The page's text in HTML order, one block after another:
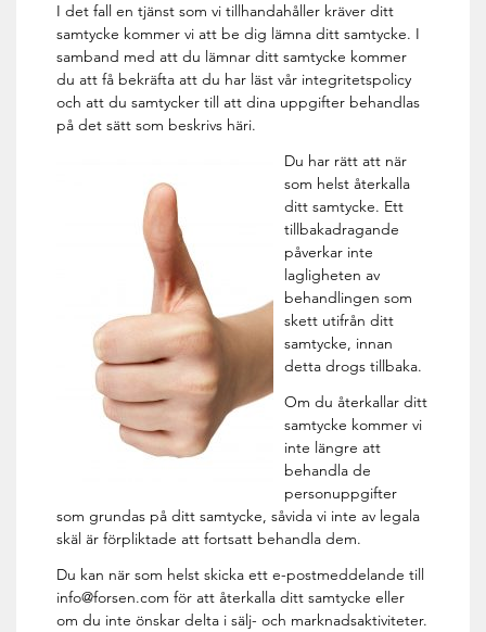
I det fall en tjänst som vi tillhandahåller kräver ditt
samtycke kommer vi att be dig lämna ditt samtycke. I
samband med att du lämnar ditt samtycke kommer
du att få bekräfta att du har läst vår integritetspolicy
och att du samtycker till att dina uppgifter behandlas
på det sätt som beskrivs häri.
Du har rätt att när
som helst återkalla
ditt samtycke. Ett
tillbakadragande
påverkar inte
lagligheten av
behandlingen som
skett utifrån ditt
samtycke, innan
detta drogs tillbaka.
Om du återkallar ditt
samtycke kommer vi
inte längre att
behandla de
personuppgifter
som grundas på ditt samtycke, såvida vi inte av legala
skäl är förpliktade att fortsatt behandla dem.
Du kan när som helst skicka ett e-postmeddelande till
info@forsen.com för att återkalla ditt samtycke eller
om du inte önskar delta i sälj- och marknadsaktiviteter.